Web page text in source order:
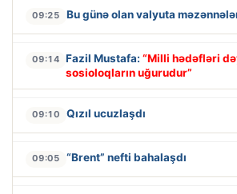
09:25 Bu günə olan valyuta
09:14 Fazil Mustafa: “Milli hədəfləri
sosioloqların uğurudur”
09:10 Qızıl ucuzlaşdı
09:05 “Brent” nefti bahalaşdı